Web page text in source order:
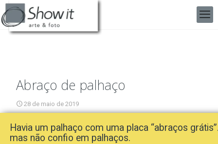
Abraço de palhaço
28 de maio de 2019
Havia um palhaço com uma placa “abraços
mas não confio em palhaços.